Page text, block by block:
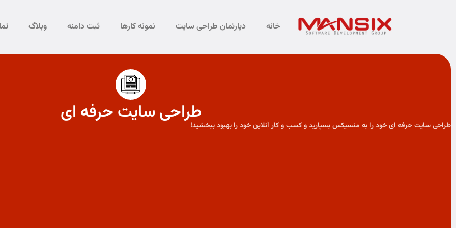
خانه دپارتمان طراحی سایت نمونه کارها ثبت دامنه وبلاگ
طراحی سایت حرفه ای
طراحی سایت حرفه ای خود را به منسیکس بسپارید و کسب و کار آنلاین خود را بهبود ببخشید!